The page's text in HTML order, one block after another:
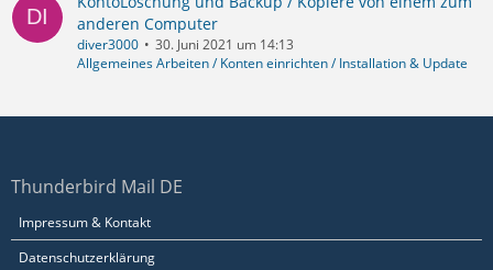
anderen Computer
diver3000
30. Juni 2021 um 14:13
Allgemeines Arbeiten / Konten einrichten / Installation & Update
Thunderbird Mail DE
Impressum & Kontakt
Datenschutzerklärung